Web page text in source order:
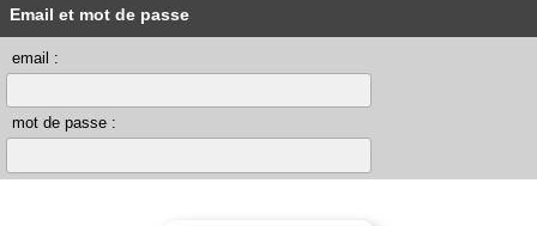
Email et mot de passe
email :
mot de passe :